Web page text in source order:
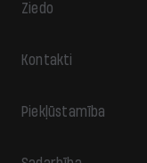
Ziedo
Kontakti
Piekļūstamība